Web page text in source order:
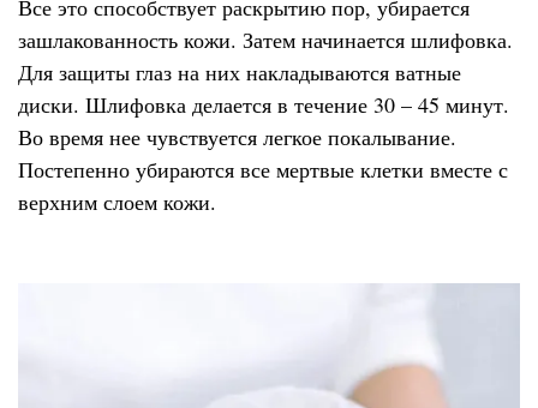
Все это способствует раскрытию пор, убирается
зашлакованность кожи. Затем начинается шлифовка.
Для защиты глаз на них накладываются ватные
диски. Шлифовка делается в течение 30 – 45 минут.
Во время нее чувствуется легкое покалывание.
Постепенно убираются все мертвые клетки вместе с
верхним слоем кожи.